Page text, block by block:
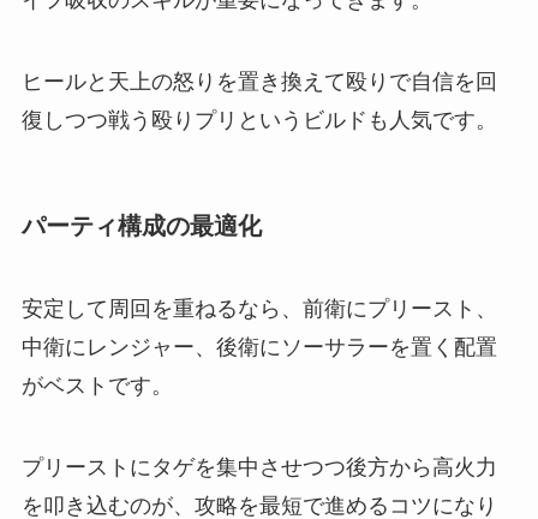
ヒールと天上の怒りを置き換えて殴りで自信を回
復しつつ戦う殴りプリというビルドも人気です。
パーティ構成の最適化
安定して周回を重ねるなら、前衛にプリースト、
中衛にレンジャー、後衛にソーサラーを置く配置
がベストです。
プリーストにタゲを集中させつつ後方から高火力
を叩き込むのが、攻略を最短で進めるコツになり